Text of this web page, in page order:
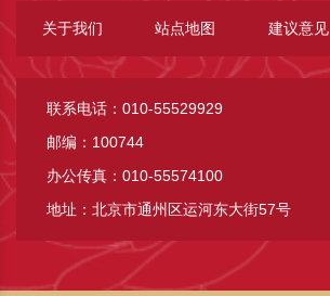
关于我们 站点地图 建议意见
联系电话：010-55529929
邮编：100744
办公传真：010-55574100
地址：北京市通州区运河东大街57号